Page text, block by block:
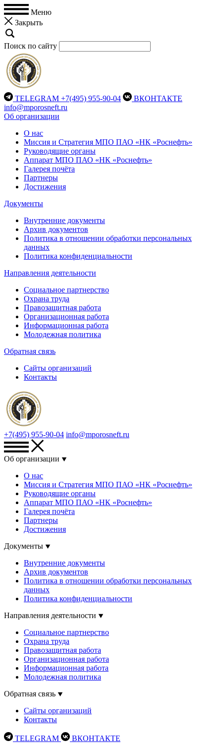
Меню
Закрыть
Поиск по сайту
TELEGRAM +7(495) 955-90-04
ВКОНТАКТЕ
info@mporosneft.ru
Об организации
О нас
Миссия и Стратегия МПО ПАО «НК «Роснефть»
Руководящие органы
Аппарат МПО ПАО «НК «Роснефть»
Галерея почёта
Партнеры
Достижения
Документы
Внутренние документы
Архив документов
Политика в отношении обработки персональных
данных
Политика конфиденциальности
Направления деятельности
Социальное партнерство
Охрана труда
Правозащитная работа
Организационная работа
Информационная работа
Молодежная политика
Обратная связь
Сайты организаций
Контакты
+7(495) 955-90-04 info@mporosneft.ru
Об организации
О нас
Миссия и Стратегия МПО ПАО «НК «Роснефть»
Руководящие органы
Аппарат МПО ПАО «НК «Роснефть»
Галерея почёта
Партнеры
Достижения
Документы
Внутренние документы
Архив документов
Политика в отношении обработки персональных
данных
Политика конфиденциальности
Направления деятельности
Социальное партнерство
Охрана труда
Правозащитная работа
Организационная работа
Информационная работа
Молодежная политика
Обратная связь
Сайты организаций
Контакты
TELEGRAM ВКОНТАКТЕ